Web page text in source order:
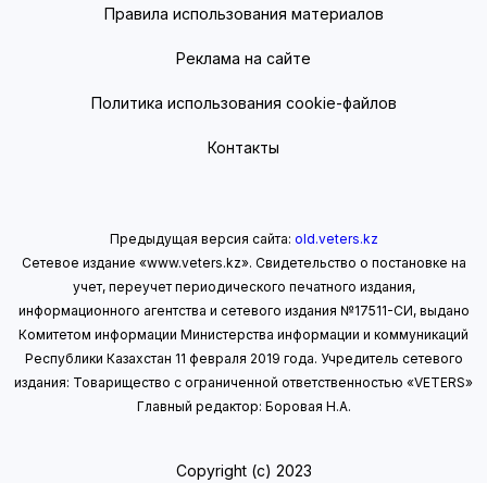
Правила использования материалов
Реклама на сайте
Политика использования cookie-файлов
Контакты
Предыдущая версия сайта: old.veters.kz
Сетевое издание «www.veters.kz». Свидетельство о постановке на
учет, переучет периодического печатного издания,
информационного агентства и сетевого издания №17511-СИ, выдано
Комитетом информации Министерства информации и коммуникаций
Республики Казахстан 11 февраля 2019 года. Учредитель сетевого
издания: Товарищество с ограниченной ответственностью «VETERS»
Главный редактор: Боровая Н.А.
Copyright (с) 2023